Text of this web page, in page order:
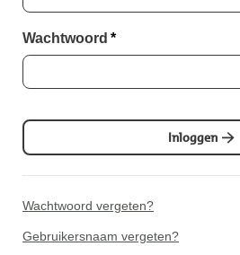
Wachtwoord *
Inloggen
Wachtwoord vergeten?
Gebruikersnaam vergeten?